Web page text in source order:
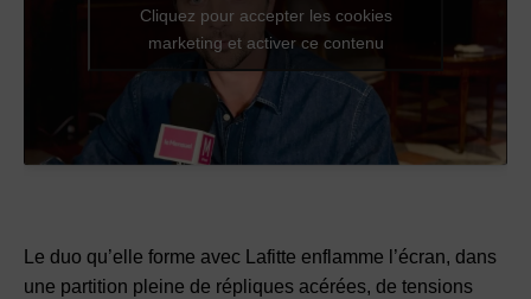
Cliquez pour accepter les cookies
marketing et activer ce contenu
Le duo qu’elle forme avec Lafitte enflamme l’écran, dans
une partition pleine de répliques acérées, de tensions